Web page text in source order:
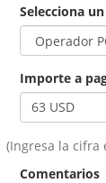
Selecciona
Importe a
(Ingresa la cifra
Comentarios